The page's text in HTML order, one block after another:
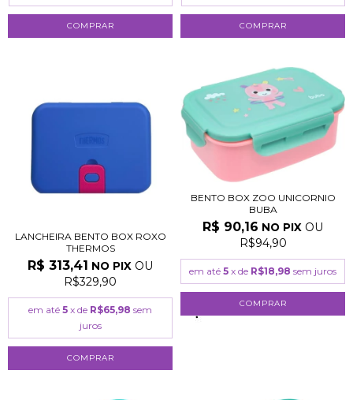
LANCHEIRA BENTO BOX ROXO
THERMOS
R$ 313,41 NO PIX OU
R$329,90
em até 5 x de R$65,98 sem
juros
BENTO BOX ZOO UNICORNIO
BUBA
R$ 90,16 NO PIX OU
R$94,90
em até 5 x de R$18,98 sem juros